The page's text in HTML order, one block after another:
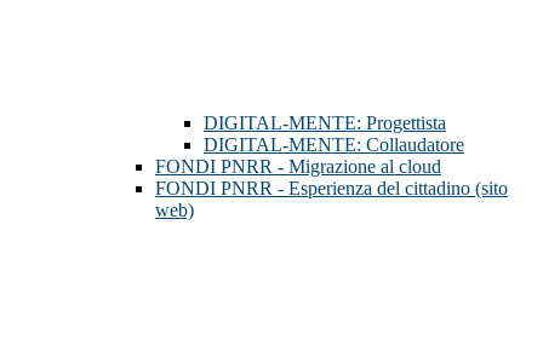
DIGITAL-MENTE: Progettista
DIGITAL-MENTE: Collaudatore
FONDI PNRR - Migrazione al cloud
FONDI PNRR - Esperienza del cittadino (sito
web)